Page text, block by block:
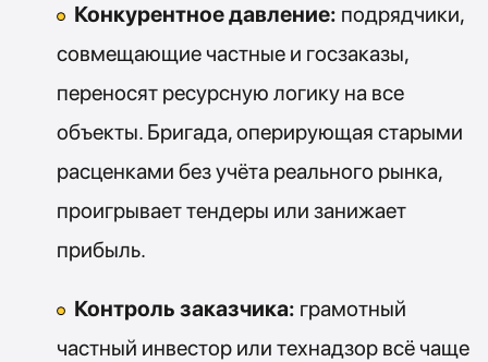
Конкурентное давление: подрядчики,
совмещающие частные и госзаказы,
переносят ресурсную логику на все
объекты. Бригада, оперирующая старыми
расценками без учёта реального рынка,
проигрывает тендеры или занижает
прибыль.
Контроль заказчика: грамотный
частный инвестор или технадзор всё чаще